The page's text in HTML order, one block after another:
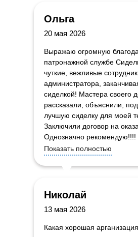
Ольга
20 мая 2026
Выражаю огромную
патронажной службе
чуткие, вежливые
администратора,
сиделкой! Мастера своего
рассказали, объяснили,
лучшую сиделку для моей
Заключили договор на
Однозначно рекомендую!!!!
Показать полностью
Николай
13 мая 2026
Какая хорошая